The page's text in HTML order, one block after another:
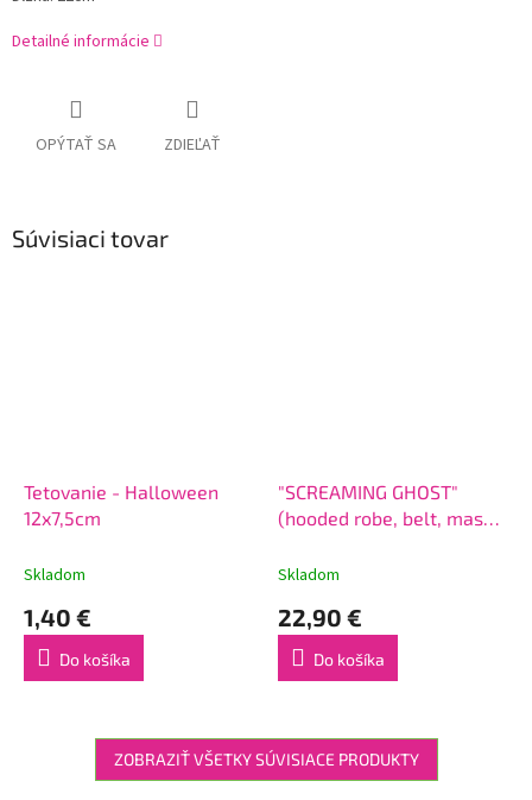
Detailné informácie
OPÝTAŤ SA ZDIEĽAŤ
Súvisiaci tovar
Tetovanie - Halloween
12x7,5cm
Skladom
1,40 €
Do košíka
"SCREAMING GHOST"
(hooded robe, belt, mask),
Skladom
22,90 €
Do košíka
ZOBRAZIŤ VŠETKY SÚVISIACE PRODUKTY